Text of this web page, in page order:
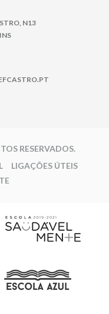
N13
RESERVADOS.
LIGAÇÕES ÚTEIS